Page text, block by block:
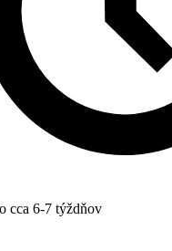
cca 6-7 týždňov